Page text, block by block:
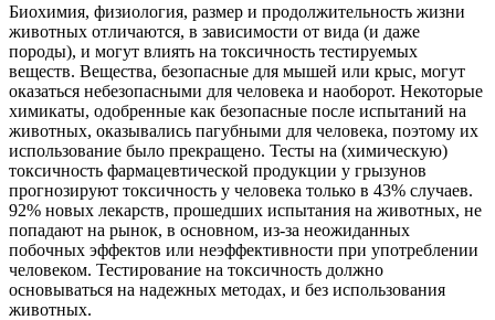
Биохимия, физиология, размер и продолжительность жизни
животных отличаются, в зависимости от вида (и даже
породы), и могут влиять на токсичность тестируемых
веществ. Вещества, безопасные для мышей или крыс, могут
оказаться небезопасными для человека и наоборот. Некоторые
химикаты, одобренные как безопасные после испытаний на
животных, оказывались пагубными для человека, поэтому их
использование было прекращено. Тесты на (химическую)
токсичность фармацевтической продукции у грызунов
прогнозируют токсичность у человека только в 43% случаев.
92% новых лекарств, прошедших испытания на животных, не
попадают на рынок, в основном, из-за неожиданных
побочных эффектов или неэффективности при употреблении
человеком. Тестирование на токсичность должно
основываться на надежных методах, и без использования
животных.